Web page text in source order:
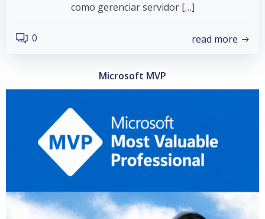
como gerenciar servidor […]
0 read more
Microsoft MVP